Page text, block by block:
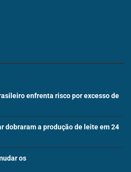
enfrenta risco por excesso de
dobraram a produção de leite em 24
os